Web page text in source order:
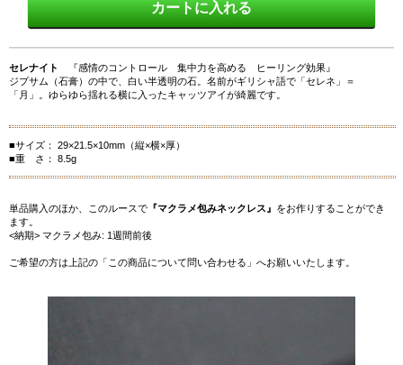
セレナイト
『感情のコントロール 集中力を高める ヒーリング効果』
ジプサム（石膏）の中で、白い半透明の石。名前がギリシャ語で「セレネ」＝
「月」。ゆらゆら揺れる横に入ったキャッツアイが綺麗です。
■サイズ： 29×21.5×10mm（縦×横×厚）
■重 さ： 8.5g
単品購入のほか、このルースで 『マクラメ包みネックレス』 をお作りすることができ
ます。
<納期> マクラメ包み: 1週間前後
ご希望の方は上記の「この商品について問い合わせる」へお願いいたします。